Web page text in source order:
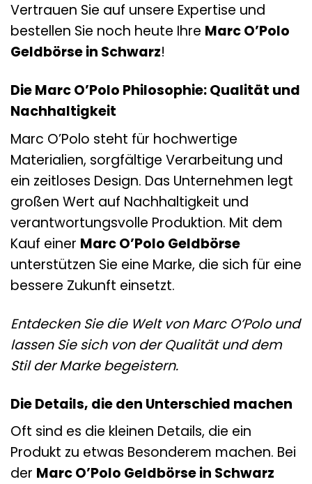
Vertrauen Sie auf unsere Expertise und
bestellen Sie noch heute Ihre Marc O’Polo
Geldbörse in Schwarz!
Die Marc O’Polo Philosophie: Qualität und
Nachhaltigkeit
Marc O’Polo steht für hochwertige
Materialien, sorgfältige Verarbeitung und
ein zeitloses Design. Das Unternehmen legt
großen Wert auf Nachhaltigkeit und
verantwortungsvolle Produktion. Mit dem
Kauf einer Marc O’Polo Geldbörse
unterstützen Sie eine Marke, die sich für eine
bessere Zukunft einsetzt.
Entdecken Sie die Welt von Marc O’Polo und
lassen Sie sich von der Qualität und dem
Stil der Marke begeistern.
Die Details, die den Unterschied machen
Oft sind es die kleinen Details, die ein
Produkt zu etwas Besonderem machen. Bei
der Marc O’Polo Geldbörse in Schwarz